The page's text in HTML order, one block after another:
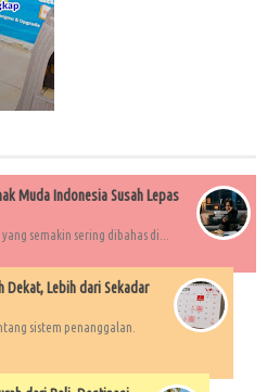
Muda Indonesia Susah Lepas
semakin sering dibahas di...
Dekat, Lebih dari Sekadar
sistem penanggalan.